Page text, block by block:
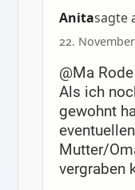
Anitasagte
22.
@Ma Rode
Als ich
gewohnt
Mutter/
vergraben